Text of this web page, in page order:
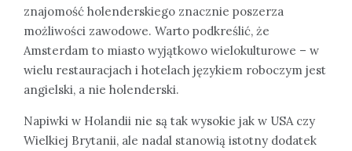
znajomość holenderskiego znacznie poszerza
możliwości zawodowe. Warto podkreślić, że
Amsterdam to miasto wyjątkowo wielokulturowe – w
wielu restauracjach i hotelach językiem roboczym jest
angielski, a nie holenderski.
Napiwki w Holandii nie są tak wysokie jak w USA czy
Wielkiej Brytanii, ale nadal stanowią istotny dodatek